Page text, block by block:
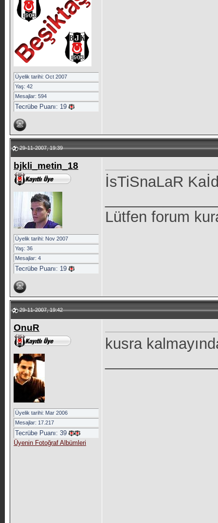
Üyelik tarihi: Oct 2007
Yaş: 42
Mesajlar: 594
Tecrübe Puanı: 19
29-11-2007, 19:39
bjkli_metin_18
Üyelik tarihi: Nov 2007
Yaş: 36
Mesajlar: 4
Tecrübe Puanı: 19
İsTiSnaLaR
Lütfen forum
29-11-2007, 19:42
OnuR
Üyelik tarihi: Mar 2006
Mesajlar: 17.217
Tecrübe Puanı: 39
Üyenin Fotoğraf Albümleri
kusra